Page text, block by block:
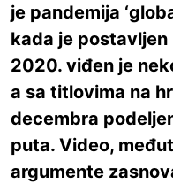
je pandemija
kada je postavljen
2020. viđen je
a sa titlovima na
decembra
puta. Video,
argumente